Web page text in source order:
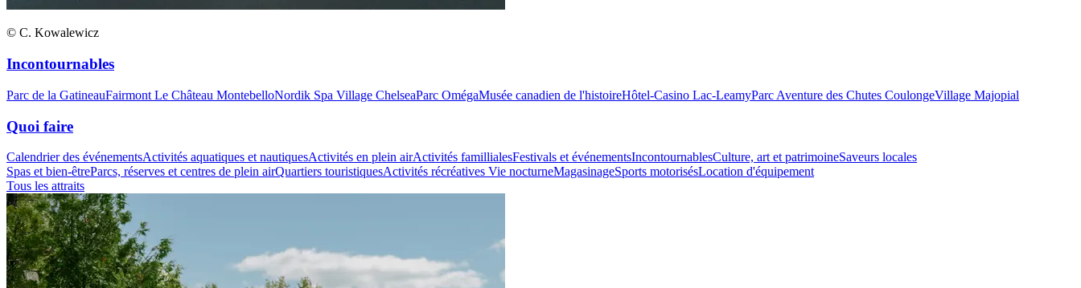
© C. Kowalewicz
Incontournables
Parc de la GatineauFairmont Le Château MontebelloNordik Spa Village ChelseaParc OmégaMusée canadien de l'histoireHôtel-Casino Lac-LeamyParc Aventure des Chutes CoulongeVillage Majopial
Quoi faire
Calendrier des événementsActivités aquatiques et nautiquesActivités en plein airActivités famillialesFestivals et événementsIncontournablesCulture, art et patrimoineSaveurs locales
Spas et bien-êtreParcs, réserves et centres de plein airQuartiers touristiquesActivités récréatives Vie nocturneMagasinageSports motorisésLocation d'équipement
Tous les attraits